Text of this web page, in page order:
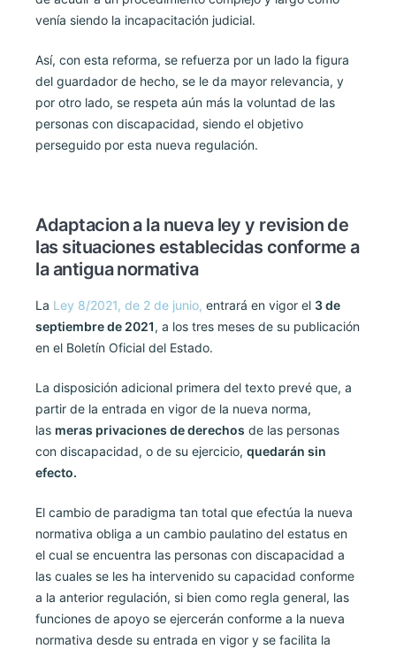
venía siendo la incapacitación judicial.
Así, con esta reforma, se refuerza por un lado la figura
del guardador de hecho, se le da mayor relevancia, y
por otro lado, se respeta aún más la voluntad de las
personas con discapacidad, siendo el objetivo
perseguido por esta nueva regulación.
Adaptacion a la nueva ley y revision de
las situaciones establecidas conforme a
la antigua normativa
La Ley 8/2021, de 2 de junio, entrará en vigor el 3 de
septiembre de 2021, a los tres meses de su publicación
en el Boletín Oficial del Estado.
La disposición adicional primera del texto prevé que, a
partir de la entrada en vigor de la nueva norma,
las meras privaciones de derechos de las personas
con discapacidad, o de su ejercicio,quedarán sin
efecto.
El cambio de paradigma tan total que efectúa la nueva
normativa obliga a un cambio paulatino del estatus en
el cual se encuentra las personas con discapacidad a
las cuales se les ha intervenido su capacidad conforme
a la anterior regulación, si bien como regla general, las
funciones de apoyo se ejercerán conforme a la nueva
normativa desde su entrada en vigor y se facilita la